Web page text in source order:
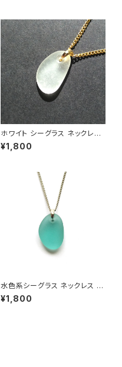
ホワイト シーグラス ネックレス
MN-48
¥1,800
水色系シーグラス ネックレス M
N-41
¥1,800